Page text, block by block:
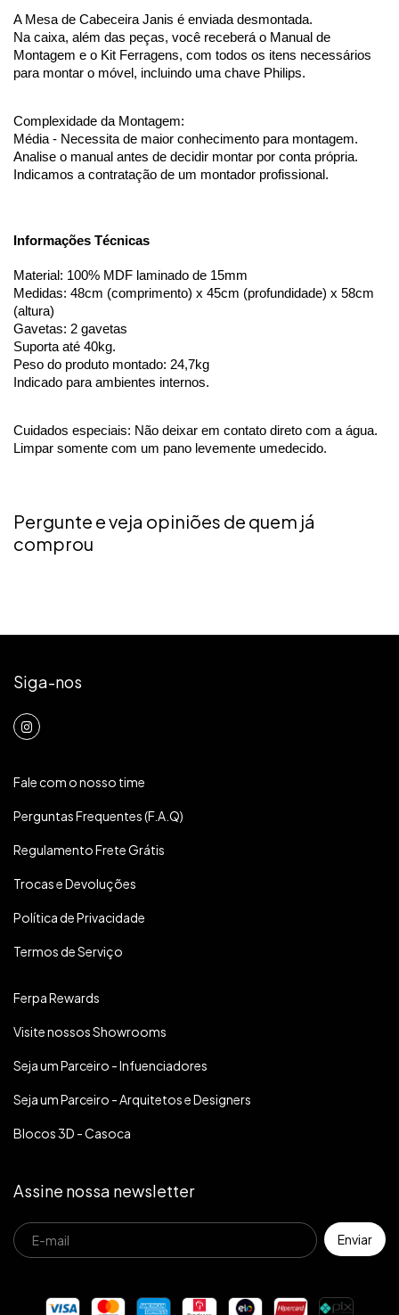
A Mesa de Cabeceira Janis é enviada desmontada.
Na caixa, além das peças, você receberá o Manual de
Montagem e o Kit Ferragens, com todos os itens necessários
para montar o móvel, incluindo uma chave Philips.
Complexidade da Montagem:
Analise o manual antes de decidir montar por conta própria.
Indicamos a contratação de um montador profissional.
Informações Técnicas
Material: 100% MDF laminado de 15mm
Medidas: 48cm (comprimento) x 45cm (profundidade) x 58cm
(altura)
Gavetas: 2 gavetas
Suporta até 40kg.
Peso do produto montado: 24,7kg
Indicado para ambientes internos.
Cuidados especiais: Não deixar em contato direto com a água.
Limpar somente com um pano levemente umedecido.
Pergunte e veja opiniões de quem já
comprou
Siga-nos
Fale com o nosso time
Perguntas Frequentes (F.A.Q)
Regulamento Frete Grátis
Trocas e Devoluções
Política de Privacidade
Termos de Serviço
Ferpa Rewards
Visite nossos Showrooms
Seja um Parceiro - Infuenciadores
Seja um Parceiro - Arquitetos e Designers
Blocos 3D - Casoca
Assine nossa newsletter